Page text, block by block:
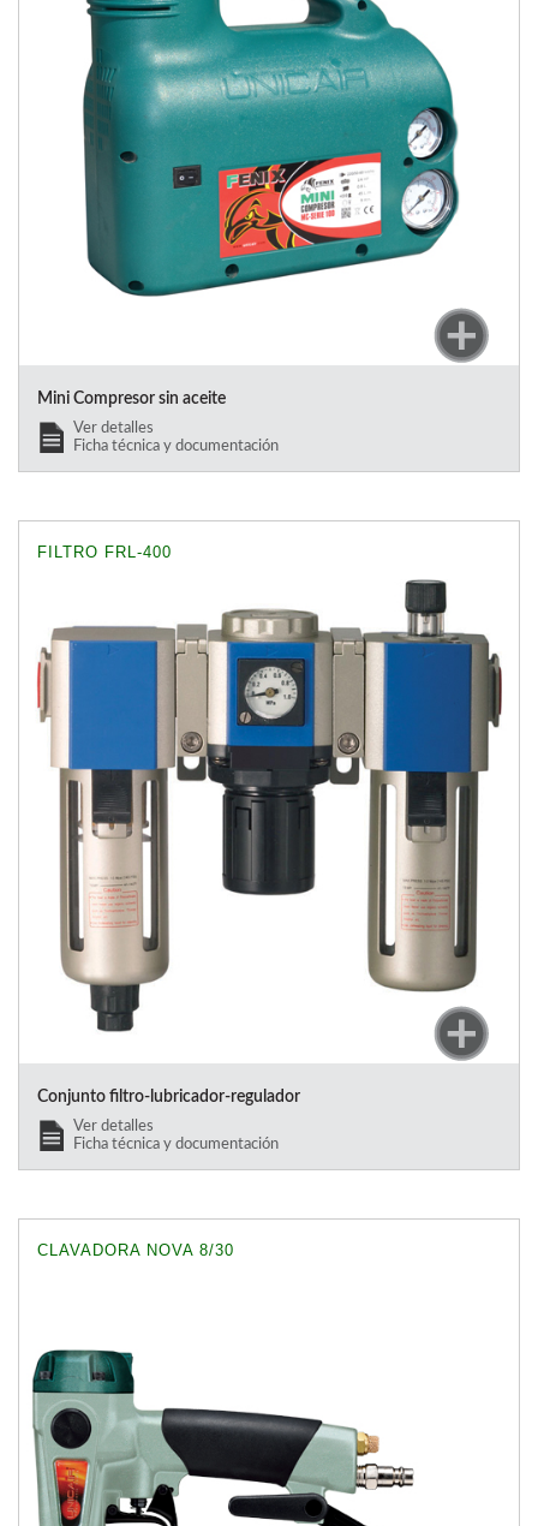
Mini Compresor sin aceite
Ver detalles
Ficha técnica y documentación
FILTRO FRL-400
Conjunto filtro-lubricador-regulador
Ver detalles
Ficha técnica y documentación
CLAVADORA NOVA 8/30